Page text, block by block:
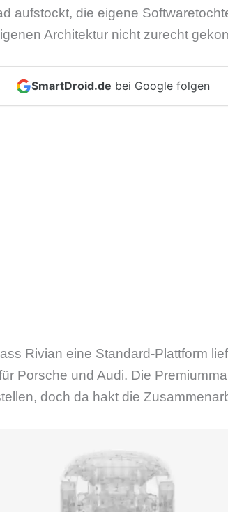
aufstockt, die eigene
Architektur nicht zurecht
SmartDroid.de bei Google folgen
Rivian eine Standard-Plattform
Porsche und Audi. Die
doch da hakt die